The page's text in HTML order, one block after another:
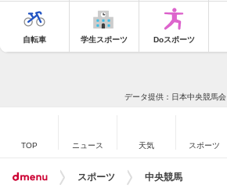
自転車 学生スポーツ Doスポーツ
データ提供：日本中央競馬会
TOP ニュース 天気 スポーツ
スポーツ 中央競馬